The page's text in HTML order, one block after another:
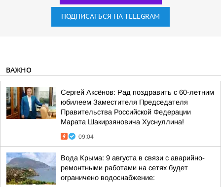
ПОДПИСАТЬСЯ НА TELEGRAM
ВАЖНО
Сергей Аксёнов: Рад поздравить с 60-летним
юбилеем Заместителя Председателя
Правительства Российской Федерации
Марата Шакирзяновича Хуснуллина!
09:04
Вода Крыма: 9 августа в связи с аварийно-
ремонтными работами на сетях будет
ограничено водоснабжение: